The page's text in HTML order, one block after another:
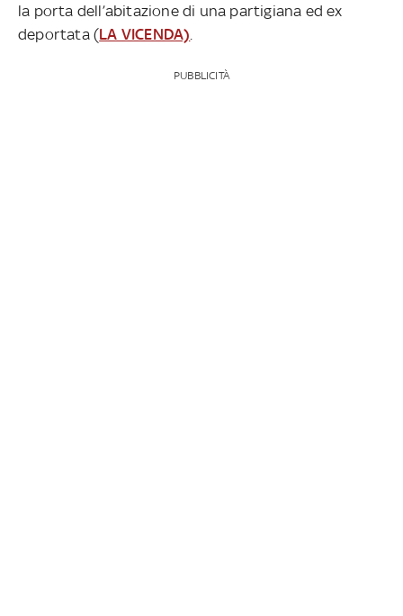
la porta dell’abitazione di una partigiana ed ex
deportata (LA VICENDA)
PUBBLICITÀ